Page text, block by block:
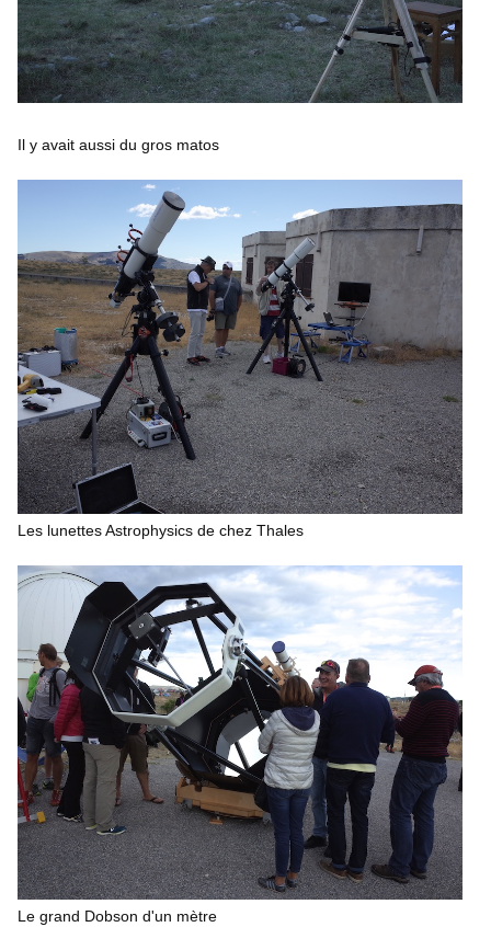
Il y avait aussi du gros matos
Les lunettes Astrophysics de chez Thales
Le grand Dobson d'un mètre